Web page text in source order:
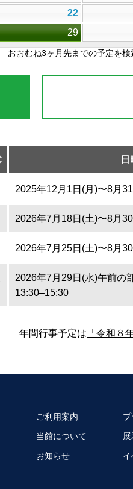
22
29
おおむね3ヶ月先までの予定を
日
2025年12月1日(月)〜8月
2026年7月18日(土)〜8月
2026年7月25日(土)〜8月
2026年7月29日(水)午前の
13:30–15:30
年間行事予定は 「令和８
ご利用案内
当館について
お知らせ イ